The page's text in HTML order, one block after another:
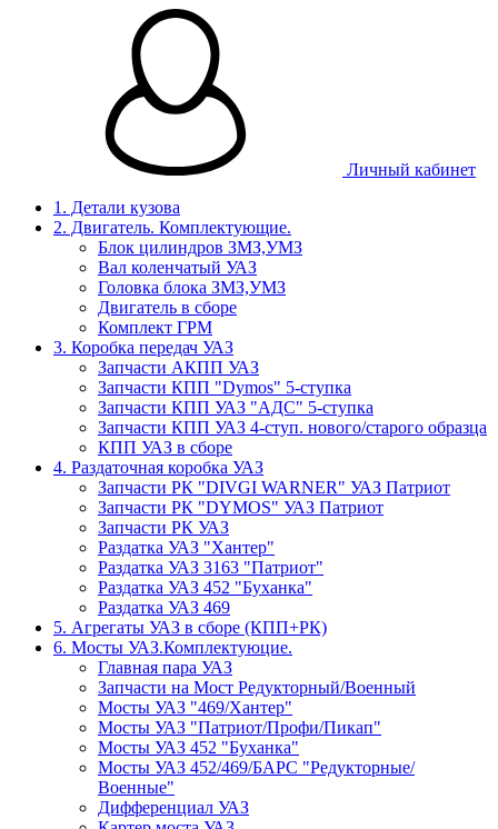
Личный кабинет
1. Детали кузова
2. Двигатель. Комплектующие.
Блок цилиндров ЗМЗ,УМЗ
Вал коленчатый УАЗ
Головка блока ЗМЗ,УМЗ
Двигатель в сборе
Комплект ГРМ
3. Коробка передач УАЗ
Запчасти АКПП УАЗ
Запчасти КПП "Dymos" 5-ступка
Запчасти КПП УАЗ "АДС" 5-ступка
Запчасти КПП УАЗ 4-ступ. нового/старого образца
КПП УАЗ в сборе
4. Раздаточная коробка УАЗ
Запчасти РК "DIVGI WARNER" УАЗ Патриот
Запчасти РК "DYMOS" УАЗ Патриот
Запчасти РК УАЗ
Раздатка УАЗ "Хантер"
Раздатка УАЗ 3163 "Патриот"
Раздатка УАЗ 452 "Буханка"
Раздатка УАЗ 469
5. Агрегаты УАЗ в сборе (КПП+РК)
6. Мосты УАЗ.Комплектуюцие.
Главная пара УАЗ
Запчасти на Мост Редукторный/Военный
Мосты УАЗ "469/Хантер"
Мосты УАЗ "Патриот/Профи/Пикап"
Мосты УАЗ 452 "Буханка"
Мосты УАЗ 452/469/БАРС "Редукторные/
Военные"
Дифференциал УАЗ